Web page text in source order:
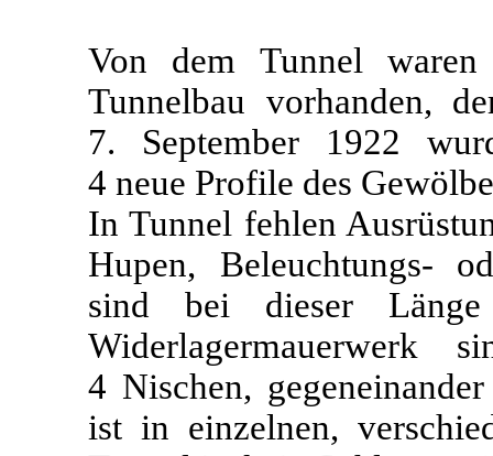
Von dem Tunnel
Tunnelbau vorhanden,
7. September 1922
4 neue Profile des
In Tunnel fehlen
Hupen, Beleuchtungs-
sind bei dieser
4 Nischen,
ist in einzelnen,